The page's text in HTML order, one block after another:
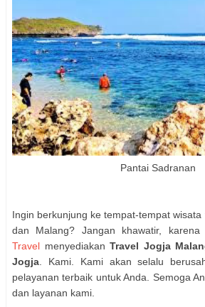
Pantai Sadranan
Ingin berkunjung ke tempat-tempat
dan Malang? Jangan khawatir,
Travel menyediakanTravel Jogja
Jogja . Kami. Kami akan selalu
pelayanan terbaik untuk Anda. Semoga
dan layanan kami.